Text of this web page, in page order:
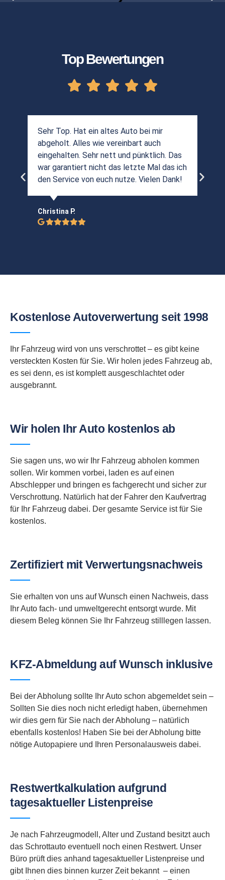
Top Bewertungen
Sehr Top. Hat ein altes Auto bei mir
abgeholt. Alles wie vereinbart auch
eingehalten. Sehr nett und pünktlich. Das
war garantiert nicht das letzte Mal das ich
den Service von euch nutze. Vielen Dank!
Christina P.
Kostenlose Autoverwertung seit 1998
Ihr Fahrzeug wird von uns verschrottet – es gibt keine
versteckten Kosten für Sie. Wir holen jedes Fahrzeug ab,
es sei denn, es ist komplett ausgeschlachtet oder
ausgebrannt.
Wir holen Ihr Auto kostenlos ab
Sie sagen uns, wo wir Ihr Fahrzeug abholen kommen
sollen. Wir kommen vorbei, laden es auf einen
Abschlepper und bringen es fachgerecht und sicher zur
Verschrottung. Natürlich hat der Fahrer den Kaufvertrag
für Ihr Fahrzeug dabei. Der gesamte Service ist für Sie
kostenlos.
Zertifiziert mit Verwertungsnachweis
Sie erhalten von uns auf Wunsch einen Nachweis, dass
Ihr Auto fach- und umweltgerecht entsorgt wurde. Mit
diesem Beleg können Sie Ihr Fahrzeug stilllegen lassen.
KFZ-Abmeldung auf Wunsch inklusive
Bei der Abholung sollte Ihr Auto schon abgemeldet sein –
Sollten Sie dies noch nicht erledigt haben, übernehmen
wir dies gern für Sie nach der Abholung – natürlich
ebenfalls kostenlos! Haben Sie bei der Abholung bitte
nötige Autopapiere und Ihren Personalausweis dabei.
Restwertkalkulation aufgrund
tagesaktueller Listenpreise
Je nach Fahrzeugmodell, Alter und Zustand besitzt auch
das Schrottauto eventuell noch einen Restwert. Unser
Büro prüft dies anhand tagesaktueller Listenpreise und
gibt Ihnen dies binnen kurzer Zeit bekannt – einen